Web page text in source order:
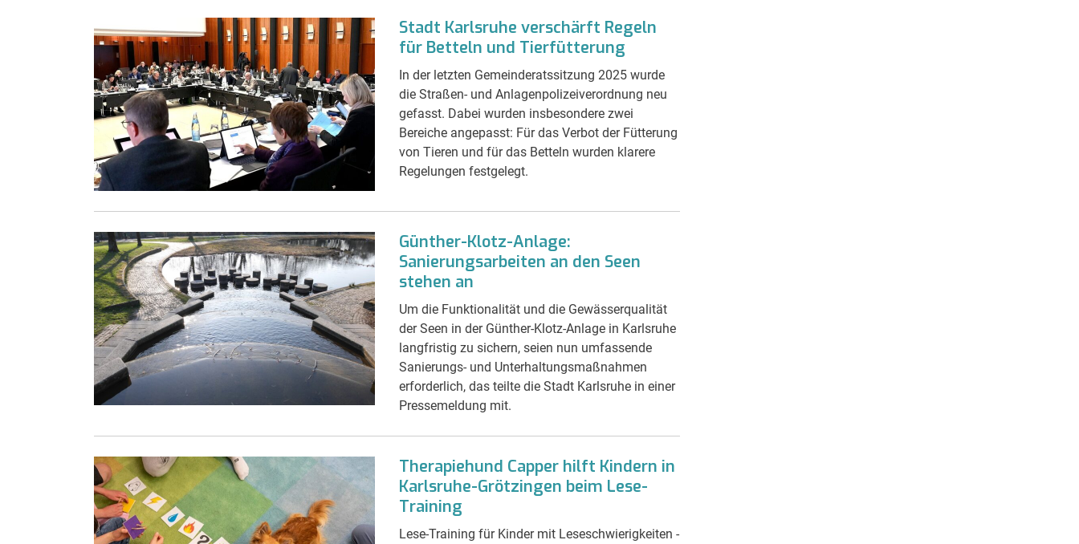
Stadt Karlsruhe verschärft Regeln
für Betteln und Tierfütterung
In der letzten Gemeinderatssitzung 2025 wurde
die Straßen- und Anlagenpolizeiverordnung neu
gefasst. Dabei wurden insbesondere zwei
Bereiche angepasst: Für das Verbot der Fütterung
von Tieren und für das Betteln wurden klarere
Regelungen festgelegt.
Günther-Klotz-Anlage:
Sanierungsarbeiten an den Seen
stehen an
Um die Funktionalität und die Gewässerqualität
der Seen in der Günther-Klotz-Anlage in Karlsruhe
langfristig zu sichern, seien nun umfassende
Sanierungs- und Unterhaltungsmaßnahmen
erforderlich, das teilte die Stadt Karlsruhe in einer
Pressemeldung mit.
Therapiehund Capper hilft Kindern in
Karlsruhe-Grötzingen beim Lese-
Training
Lese-Training für Kinder mit Leseschwierigkeiten -